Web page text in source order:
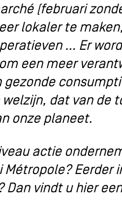
(februari
lokaler te
… Er
een meer
welzijn, dat van de
onze planeet.
actie
Eerder
Dan vindt u hier